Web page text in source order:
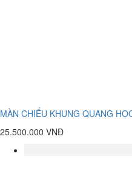
MÀN CHIẾU KHUNG QUANG
25.500.000 VNĐ